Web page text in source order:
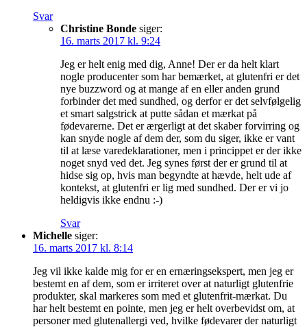
Svar
Christine Bonde siger:
16. marts 2017 kl. 9:24
Jeg er helt enig med dig, Anne! Der er da helt klart
nogle producenter som har bemærket, at glutenfri er det
nye buzzword og at mange af en eller anden grund
forbinder det med sundhed, og derfor er det selvfølgelig
et smart salgstrick at putte sådan et mærkat på
fødevarerne. Det er ærgerligt at det skaber forvirring og
kan snyde nogle af dem der, som du siger, ikke er vant
til at læse varedeklarationer, men i princippet er der ikke
noget snyd ved det. Jeg synes først der er grund til at
hidse sig op, hvis man begyndte at hævde, helt ude af
kontekst, at glutenfri er lig med sundhed. Der er vi jo
heldigvis ikke endnu :-)
Svar
Michelle siger:
16. marts 2017 kl. 8:14
Jeg vil ikke kalde mig for er en ernæringsekspert, men jeg er
bestemt en af dem, som er irriteret over at naturligt glutenfrie
produkter, skal markeres som med et glutenfrit-mærkat. Du
har helt bestemt en pointe, men jeg er helt overbevidst om, at
personer med glutenallergi ved, hvilke fødevarer der naturligt